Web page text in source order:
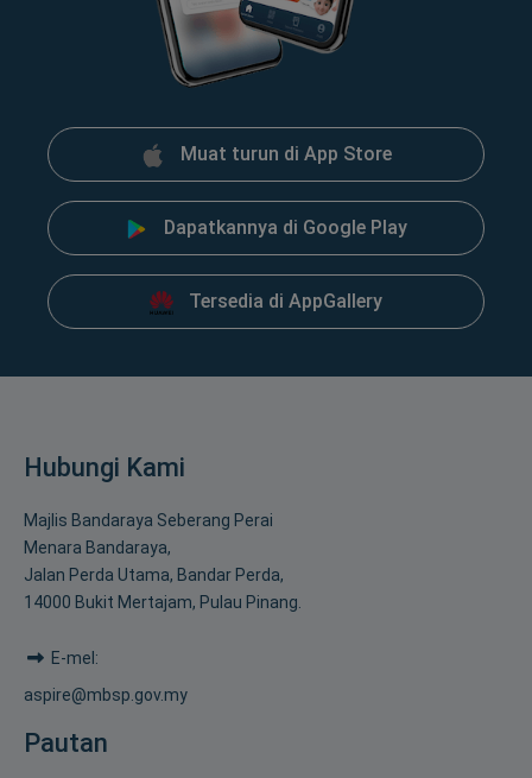
Muat turun di App Store
Dapatkannya di Google Play
Tersedia di AppGallery
Hubungi Kami
Majlis Bandaraya Seberang Perai
Menara Bandaraya,
Jalan Perda Utama, Bandar Perda,
14000 Bukit Mertajam, Pulau Pinang.
E-mel:
aspire@mbsp.gov.my
Pautan